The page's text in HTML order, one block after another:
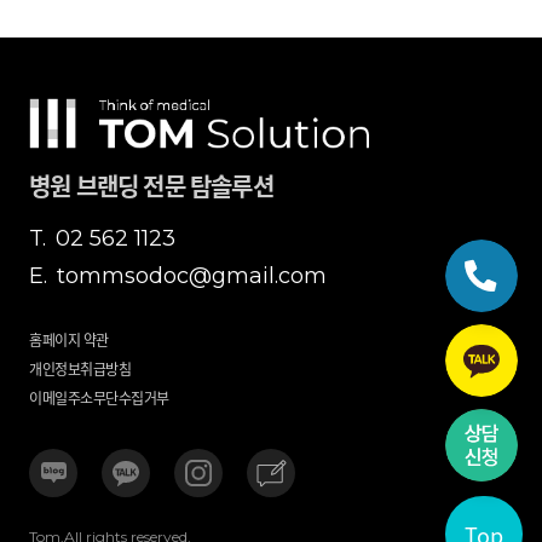
Top
병원 브랜딩 전문 탐솔루션
T. 02 562 1123
E. tommsodoc@gmail.com
홈페이지 약관
개인정보취급방침
이메일주소무단수집거부
Tom.All rights reserved.